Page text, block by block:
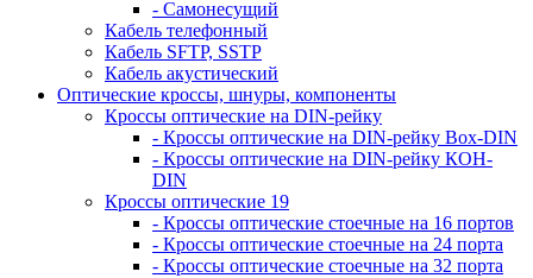
- Самонесущий
Кабель телефонный
Кабель SFTP, SSTP
Кабель акустический
Оптические кроссы, шнуры, компоненты
Кроссы оптические на DIN-рейку
- Кроссы оптические на DIN-рейку Box-DIN
- Кроссы оптические на DIN-рейку КОН-
DIN
Кроссы оптические 19
- Кроссы оптические стоечные на 16 портов
- Кроссы оптические стоечные на 24 порта
- Кроссы оптические стоечные на 32 порта